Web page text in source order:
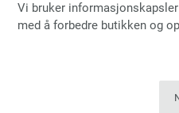
Vi bruker
med å forbedre butikken og